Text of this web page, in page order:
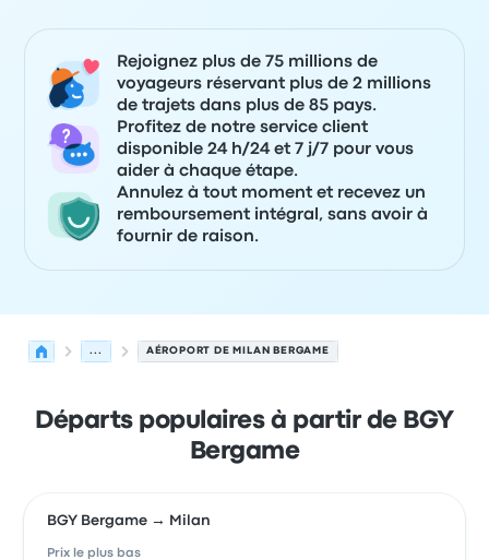
Rejoignez plus de 75 millions de
voyageurs réservant plus de 2 millions
de trajets dans plus de 85 pays.
Profitez de notre service client
disponible 24 h/24 et 7 j/7 pour vous
aider à chaque étape.
Annulez à tout moment et recevez un
remboursement intégral, sans avoir à
fournir de raison.
... AÉROPORT DE MILAN BERGAME
Départs populaires à partir de BGY
Bergame
BGY Bergame → Milan
Prix le plus bas